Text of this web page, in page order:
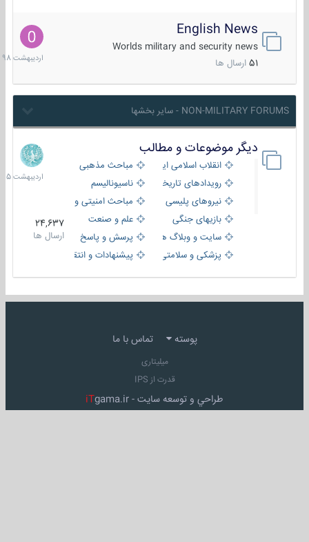
English News
Worlds military and security news
51 ارسال ها
10
1398
NON-MILITARY FORUMS - سایر بخشها
دیگر موضوعات و مطالب
انقلاب اسلامی ایران
مباحث مذهبی
رویدادهای تاریخی و مذهبیناسیونالیسم
نیروهای پلیسی
مباحث امنیتی و اطلاعاتی
بازیهای جنگی
علم و صنعت
سایت و وبلاگ ها
پرسش و پاسخ
پزشکی و سلامتی
پیشنهادات و انتقادات
24,637
ارسال ها
8
1405
پوسته تماس با ما
میلیتاری
قدرت از IPS
طراحي و توسعه سايت - iTgama.ir